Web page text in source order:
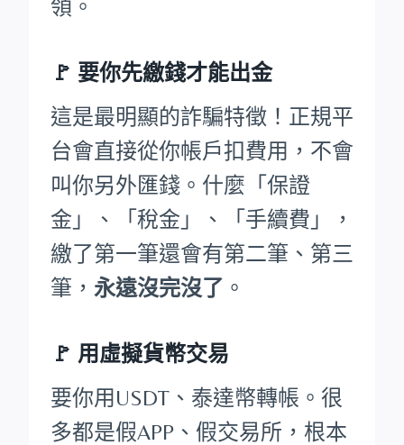
領。
🚩 要你先繳錢才能出金
這是最明顯的詐騙特徵！正規平
台會直接從你帳戶扣費用，不會
叫你另外匯錢。什麼「保證
金」、「稅金」、「手續費」，
繳了第一筆還會有第二筆、第三
筆， 永遠沒完沒了 。
🚩 用虛擬貨幣交易
要你用USDT、泰達幣轉帳。很
多都是假APP、假交易所，根本